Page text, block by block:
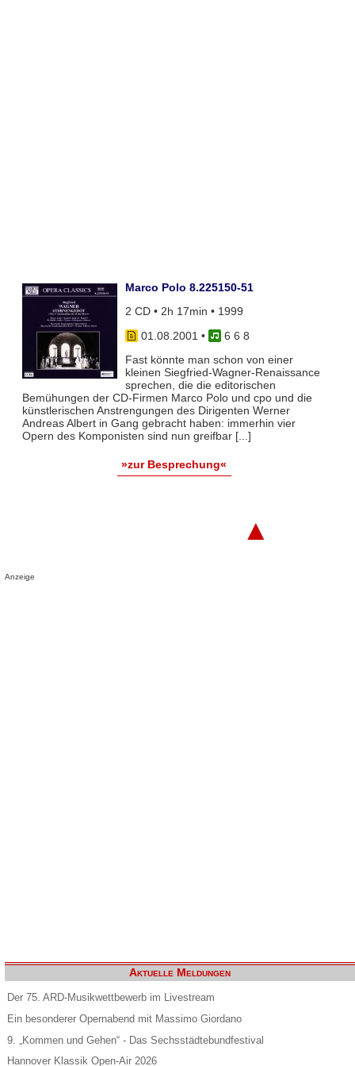
Marco Polo 8.225150-51
2 CD • 2h 17min • 1999
01.08.2001 •
6 6 8
Fast könnte man schon von einer
kleinen Siegfried-Wagner-Renaissance
sprechen, die die editorischen
Bemühungen der CD-Firmen Marco Polo und cpo und die
künstlerischen Anstrengungen des Dirigenten Werner
Andreas Albert in Gang gebracht haben: immerhin vier
Opern des Komponisten sind nun greifbar [...]
»zur Besprechung«
▲
Anzeige
Aktuelle Meldungen
Der 75. ARD-Musikwettbewerb im Livestream
Ein besonderer Opernabend mit Massimo Giordano
9. „Kommen und Gehen“ - Das Sechsstädtebundfestival
Hannover Klassik Open-Air 2026